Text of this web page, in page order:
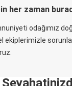
her zaman
odağımız
ekiplerimizle